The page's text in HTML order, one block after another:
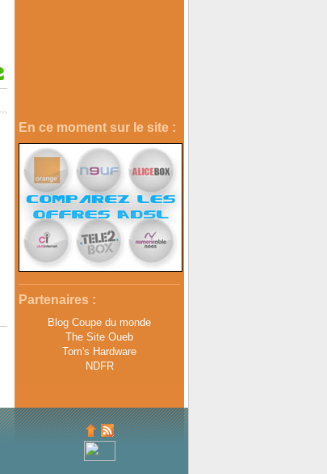
En ce moment sur le site :
Partenaires :
Blog Coupe du monde
The Site Oueb
Tom's Hardware
NDFR